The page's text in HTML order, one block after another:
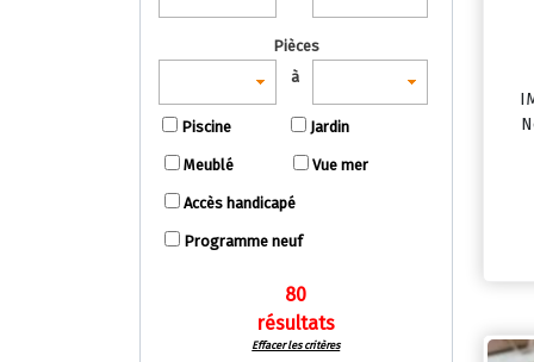
Pièces
à
Piscine Jardin
Meublé Vue mer
Accès handicapé
Programme neuf
80
résultats
Effacer les critères